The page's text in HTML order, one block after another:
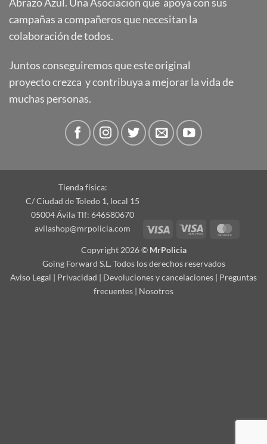
Abrazo Azul. Una Asociación que apoya con sus
campañas a compañeros que necesitan la
colaboración de todos.
Juntos conseguiremos que este original
proyecto crezca y contribuya a mejorar la vida de
muchas personas.
Tienda física:
C/ Ciudad de Toledo 1, local 15
05004 Ávila Tlf: 646580670
avilashop@mrpolicia.com
Visa
Visa
Copyright 2026 © MrPolicia
Going Forward S.L. Todos los derechos reservados
Aviso Legal | Privacidad | Devoluciones y cancelaciones | Preguntas
frecuentes | Nosotros